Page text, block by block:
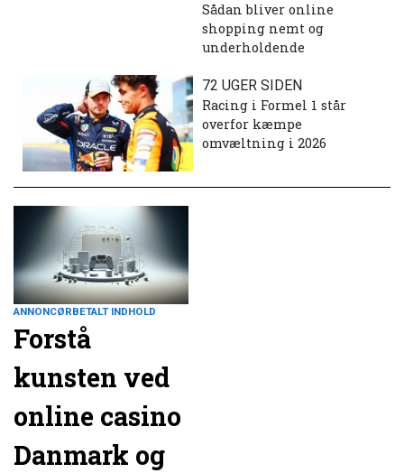
Sådan bliver online
shopping nemt og
underholdende
72 UGER SIDEN
Racing i Formel 1 står
overfor kæmpe
omvæltning i 2026
ANNONCØRBETALT INDHOLD
Forstå
kunsten ved
online casino
Danmark og